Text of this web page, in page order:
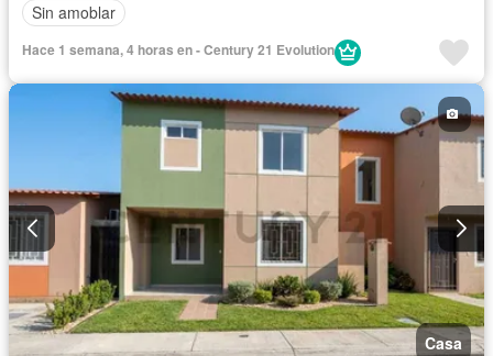
Sin amoblar
Hace 1 semana, 4 horas en - Century 21 Evolution
Casa